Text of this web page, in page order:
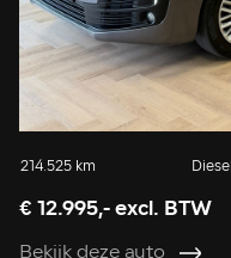
214.525 km Diesel
€ 12.995,- excl. BTW
Bekijk deze auto